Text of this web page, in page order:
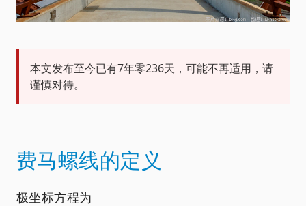
本文发布至今已有7年零236天，可能不再适用，请
谨慎对待。
费马螺线的定义
极坐标方程为